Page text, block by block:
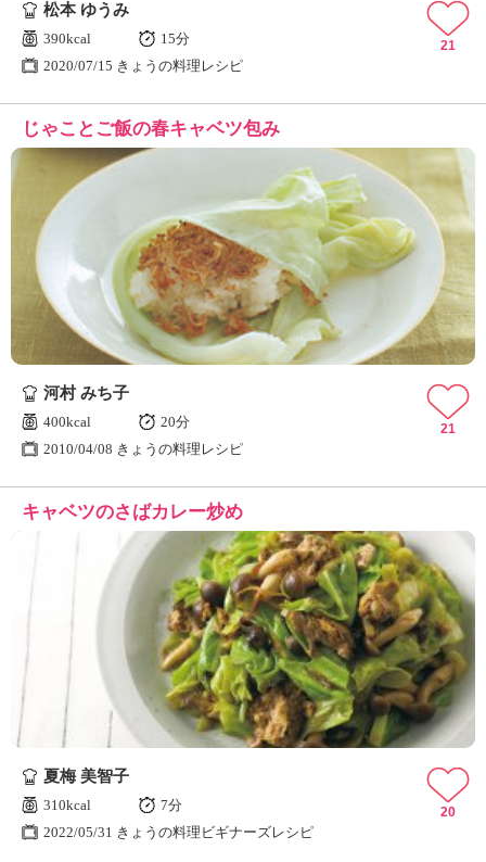
松本 ゆうみ
390kcal
15分
2020/07/15 きょうの料理レシピ
21
じゃことご飯の春キャベツ包み
河村 みち子
400kcal
20分
2010/04/08 きょうの料理レシピ
21
キャベツのさばカレー炒め
夏梅 美智子
310kcal
7分
2022/05/31 きょうの料理ビギナーズレシピ
20